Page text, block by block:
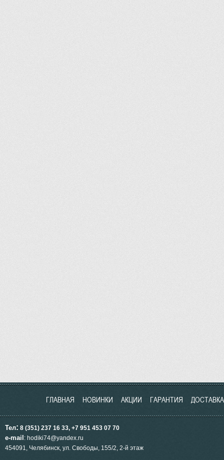
ГЛАВНАЯ НОВИНКИ АКЦИИ ГАРАНТИЯ ДОСТАВКА
Тел: 8 (351) 237 16 33, +7 951 453 07 70
e-mail : hodiki74@yandex.ru
454091, Челябинск, ул. Свободы, 155/2, 2-й этаж